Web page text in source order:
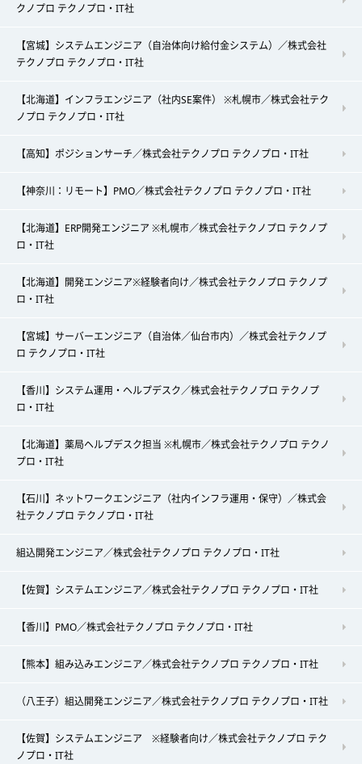
クノプロ テクノプロ・IT社
【宮城】システムエンジニア（自治体向け給付金システム）／株式会社
テクノプロ テクノプロ・IT社
【北海道】インフラエンジニア（社内SE案件） ※札幌市／株式会社テク
ノプロ テクノプロ・IT社
【高知】ポジションサーチ／株式会社テクノプロ テクノプロ・IT社
【神奈川：リモート】PMO／株式会社テクノプロ テクノプロ・IT社
【北海道】ERP開発エンジニア ※札幌市／株式会社テクノプロ テクノプ
ロ・IT社
【北海道】開発エンジニア※経験者向け／株式会社テクノプロ テクノプ
ロ・IT社
【宮城】サーバーエンジニア（自治体／仙台市内）／株式会社テクノプ
ロ テクノプロ・IT社
【香川】システム運用・ヘルプデスク／株式会社テクノプロ テクノプ
ロ・IT社
【北海道】薬局ヘルプデスク担当 ※札幌市／株式会社テクノプロ テクノ
プロ・IT社
【石川】ネットワークエンジニア（社内インフラ運用・保守）／株式会
社テクノプロ テクノプロ・IT社
組込開発エンジニア／株式会社テクノプロ テクノプロ・IT社
【佐賀】システムエンジニア／株式会社テクノプロ テクノプロ・IT社
【香川】PMO／株式会社テクノプロ テクノプロ・IT社
【熊本】組み込みエンジニア／株式会社テクノプロ テクノプロ・IT社
（八王子）組込開発エンジニア／株式会社テクノプロ テクノプロ・IT社
【佐賀】システムエンジニア ※経験者向け／株式会社テクノプロ テク
ノプロ・IT社